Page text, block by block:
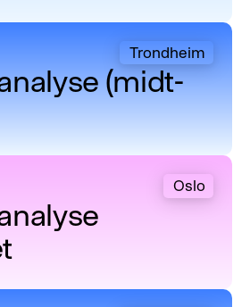
Trondheim
(midt-
nord)
Oslo